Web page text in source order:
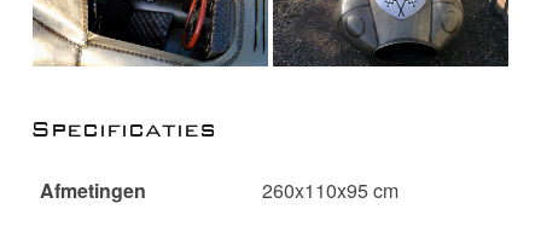
Specificaties
Afmetingen 260x110x95 cm